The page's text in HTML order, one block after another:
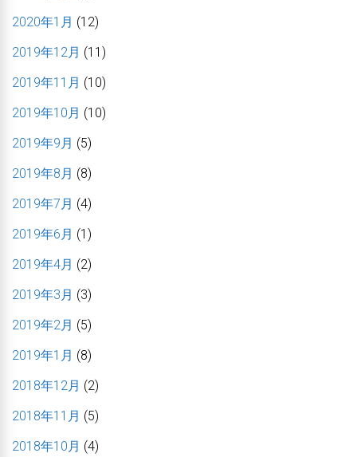
2020年1月 (12)
2019年12月 (11)
2019年11月 (10)
2019年10月 (10)
2019年9月 (5)
2019年8月 (8)
2019年7月 (4)
2019年6月 (1)
2019年4月 (2)
2019年3月 (3)
2019年2月 (5)
2019年1月 (8)
2018年12月 (2)
2018年11月 (5)
2018年10月 (4)